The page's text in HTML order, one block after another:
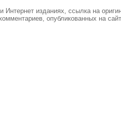
изданиях, ссылка на
опубликованных на